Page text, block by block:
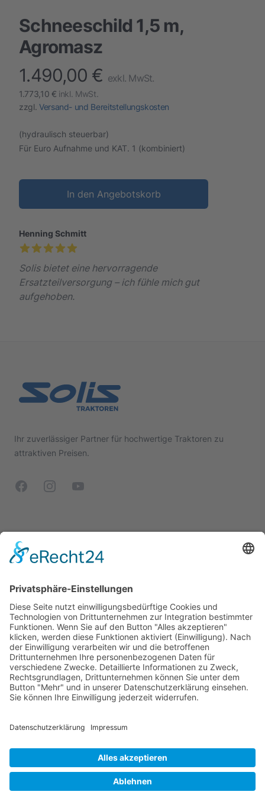
Schneeschild 1,5 m,
Agromasz
finalProduct information
1.490,00 € exkl. MwSt.
1.773,10 € inkl. MwSt.
zzgl. Versand- und Bereitstellungskosten
(hydraulisch steuerbar)
Für Euro Aufnahme und KAT. 1 (kombiniert)
In den Angebotskorb
Henning Schmitt
Solis bietet eine hervorragende
Ersatzteilversorgung – ich fühle mich gut
aufgehoben.
Ihr zuverlässiger Partner für hochwertige Traktoren zu
attraktiven Preisen.
FacebookInstagramYouTube
Kompakt Serie
Limited Edition
Schmalspur
Service
Kontakt
Datenschutz
AGB